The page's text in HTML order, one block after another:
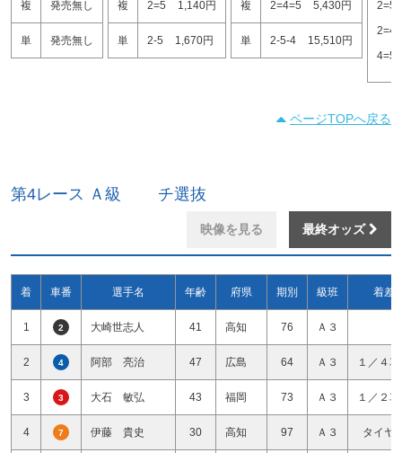
複 発売無し
単 発売無し
複 2=5 1,140円
単 2-5 1,670円
複 2=4=5 5,430円
単 2-5-4 15,510円
2=5
2=4
4=5
ページTOPへ戻る
第4レース Ａ級 チ選抜
映像を見る 最終オッズ
着 車番 選手名 年齢 府県 期別 級班 着差
1 2 大崎世志人 41 高知 76 Ａ３
2 4 阿部 亮治 47 広島 64 Ａ３ １／４
3 3 大石 敏弘 43 福岡 73 Ａ３ １／２
4 7 伊藤 貴史 30 高知 97 Ａ３ タイヤ